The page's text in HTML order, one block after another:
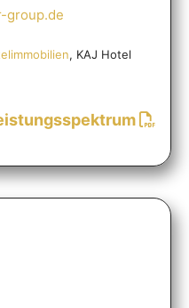
group.de
, KAJ Hotel